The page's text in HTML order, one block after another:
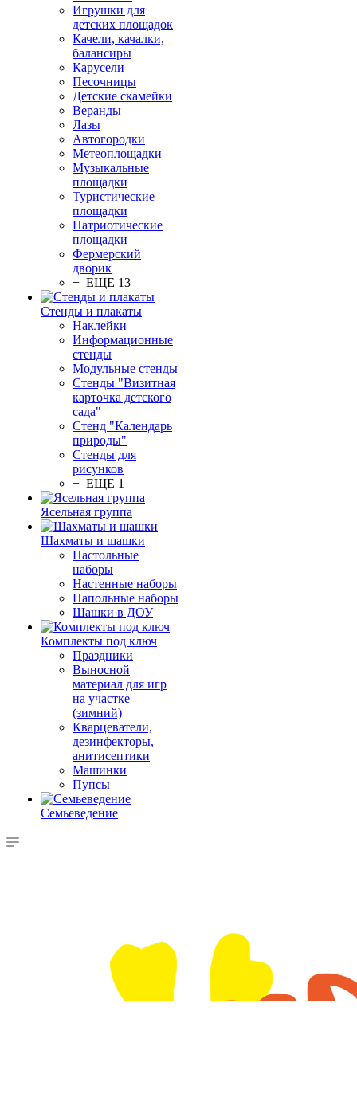
Игрушки для
детских площадок
Качели, качалки,
балансиры
Карусели
Песочницы
Детские скамейки
Веранды
Лазы
Автогородки
Метеоплощадки
Музыкальные
площадки
Туристические
площадки
Патриотические
площадки
Фермерский
дворик
+ ЕЩЕ 13
Стенды и плакаты
Наклейки
Информационные
стенды
Модульные стенды
Стенды "Визитная
карточка детского
сада"
Стенд "Календарь
природы"
Стенды для
рисунков
+ ЕЩЕ 1
Ясельная группа
Шахматы и шашки
Настольные
наборы
Настенные наборы
Напольные наборы
Шашки в ДОУ
Комплекты под ключ
Праздники
Выносной
материал для игр
на участке
(зимний)
Кварцеватели,
дезинфекторы,
анитисептики
Машинки
Пупсы
Семьеведение